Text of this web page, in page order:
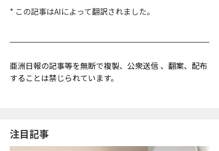
* この記事はAIによって翻訳されました。
亜洲日報の記事等を無断で複製、公衆送信 、翻案、配布
することは禁じられています。
注目記事